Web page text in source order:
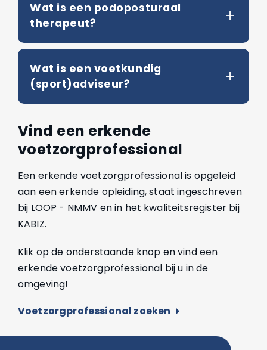
Wat is een podoposturaal
therapeut?
Wat is een voetkundig
(sport)adviseur?
Vind een erkende
voetzorgprofessional
Een erkende voetzorgprofessional is opgeleid
aan een erkende opleiding, staat ingeschreven
bij LOOP - NMMV en in het kwaliteitsregister bij
KABIZ.
Klik op de onderstaande knop en vind een
erkende voetzorgprofessional bij u in de
omgeving!
Voetzorgprofessional zoeken arrow_right